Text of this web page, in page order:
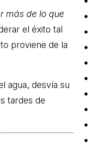
más de lo que
el éxito tal
proviene de la
agua, desvía su
tardes de